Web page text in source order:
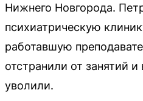
Нижнего Новгорода.
психиатрическую
работавшую
отстранили от занятий и
уволили.